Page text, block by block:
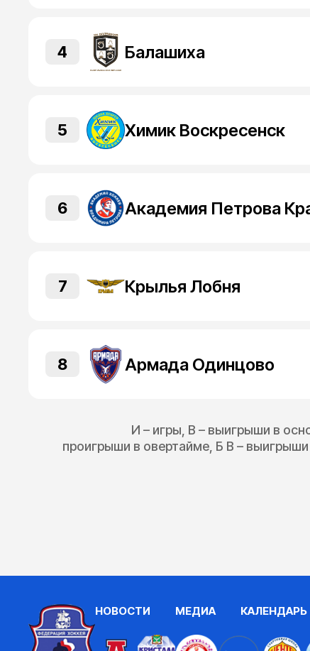
4 Балашиха
5 Химик Воскресенск
6
7 Крылья Лобня
8 Армада Одинцово
И – игры, В – выигрыши в
проигрыши в овертайме, Б В –
НОВОСТИ МЕДИА КАЛЕНДАРЬ